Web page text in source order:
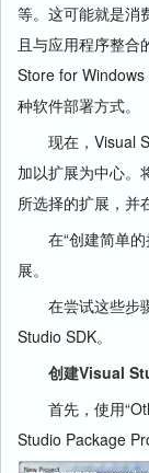
等。这可能就是消
且与应用程序整合
Store for
种软件部署方式。
现在，Visual
加以扩展为中心。
所选择的扩展，并
在“创建简单的
展。
在尝试这些步骤
Studio SDK。
创建Visual
首先，使用
Studio Package